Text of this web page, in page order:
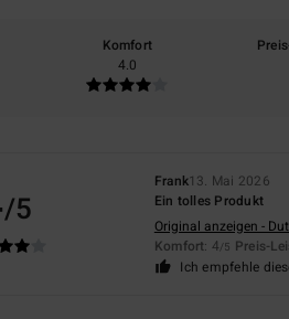
Komfort
4.0
/5
Frank13. Mai 2026
Ein tolles Produkt
Original anzeigen -
Komfort: 4/5 Preis-
Ich empfehle